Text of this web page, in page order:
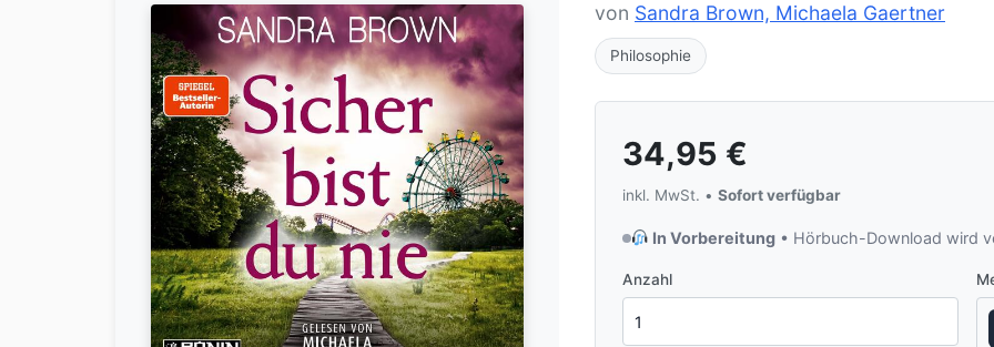
von Sandra Brown, Michaela Gaertner
Philosophie
34,95 €
inkl. MwSt. • Sofort verfügbar
In Vorbereitung • Hörbuch-Download wird
Anzahl